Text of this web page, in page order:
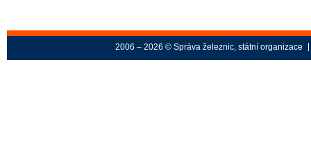
2006 – 2026 © Správa železnic, státní organizace